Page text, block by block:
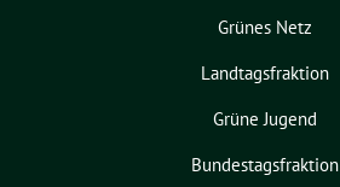
Grünes Netz
Landtagsfraktion
Grüne Jugend
Bundestagsfraktion